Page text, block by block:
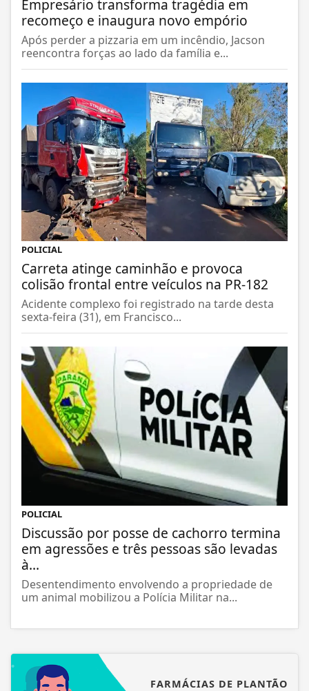
Empresário transforma tragédia em
recomeço e inaugura novo empório
Após perder a pizzaria em um incêndio, Jacson
reencontra forças ao lado da família e...
POLICIAL
Carreta atinge caminhão e provoca
colisão frontal entre veículos na PR-182
Acidente complexo foi registrado na tarde desta
sexta-feira (31), em Francisco...
POLICIAL
Discussão por posse de cachorro termina
em agressões e três pessoas são levadas
à...
Desentendimento envolvendo a propriedade de
um animal mobilizou a Polícia Militar na...
FARMÁCIAS DE PLANTÃO